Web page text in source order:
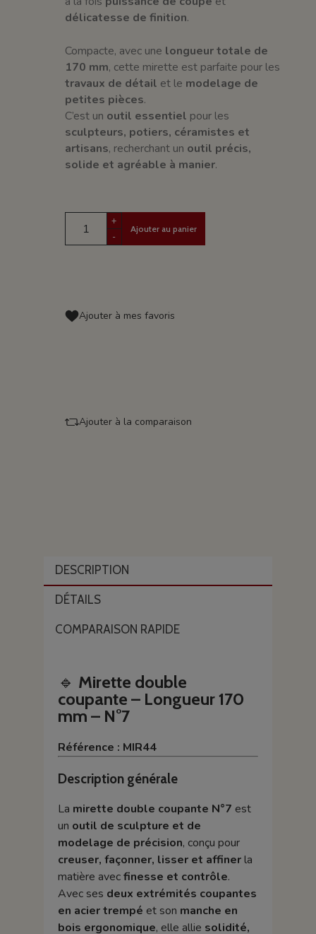
délicatesse de finition.
Compacte, avec une longueur totale de
170 mm, cette mirette est parfaite pour les
travaux de détail et le modelage de
petites pièces.
C’est un outil essentiel pour les
sculpteurs, potiers, céramistes et
artisans, recherchant un outil précis,
solide et agréable à manier.
+
-
Ajouter au panier
Ajouter à mes favoris
Ajouter à la comparaison
DESCRIPTION
DÉTAILS
COMPARAISON RAPIDE
🔹 Mirette double
coupante – Longueur 170
mm – N°7
Référence : MIR44
Description générale
La mirette double coupante N°7 est
un outil de sculpture et de
modelage de précision, conçu pour
creuser, façonner, lisser et affinerla
matière avecfinesse et contrôle.
Avec ses deux extrémités coupantes
en acier trempé et son manche en
bois ergonomique, elle allie solidité,